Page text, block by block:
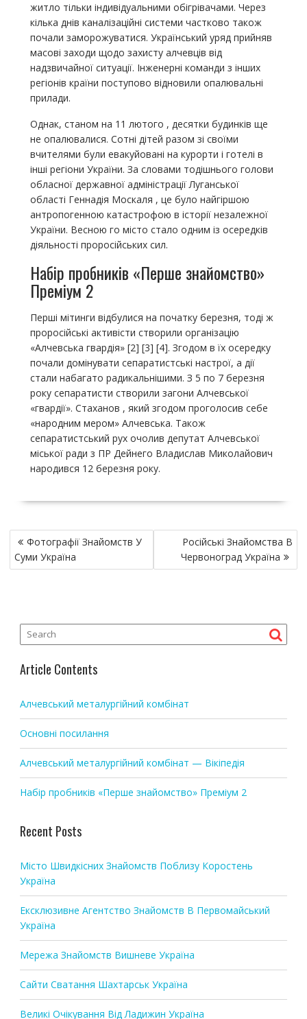
житло тільки індивідуальними обігрівачами. Через
кілька днів каналізаційні системи частково також
почали заморожуватися. Український уряд прийняв
масові заходи щодо захисту алчевців від
надзвичайної ситуації. Інженерні команди з інших
регіонів країни поступово відновили опалювальні
прилади.
Однак, станом на 11 лютого , десятки будинків ще
не опалювалися. Сотні дітей разом зі своїми
вчителями були евакуйовані на курорти і готелі в
інші регіони України. За словами тодішнього голови
обласної державної адміністрації Луганської
області Геннадія Москаля , це було найгіршою
антропогенною катастрофою в історії незалежної
України. Весною го місто стало одним із осередків
діяльності проросійських сил.
Набір пробників «Перше знайомство»
Преміум 2
Перші мітинги відбулися на початку березня, тоді ж
проросійські активісти створили організацію
«Алчевська гвардія» [2] [3] [4]. Згодом в їх осередку
почали домінувати сепаратистські настрої, а дії
стали набагато радикальнішими. З 5 по 7 березня
року сепаратисти створили загони Алчевської
«гвардії». Стаханов , який згодом проголосив себе
«народним мером» Алчевська. Також
сепаратистський рух очолив депутат Алчевської
міської ради з ПР Дейнего Владислав Миколайович
народився 12 березня року.
P
o
s
Фотографії Знайомств У
Суми Україна
Російські Знайомства В
Червоноград Україна
Article Contents
Алчевський металургійний комбінат
Основні посилання
Алчевський металургійний комбінат — Вікіпедія
Набір пробників «Перше знайомство» Преміум 2
Recent Posts
Місто Швидкісних Знайомств Поблизу Коростень
Україна
Ексклюзивне Агентство Знайомств В Первомайський
Україна
Мережа Знайомств Вишневе Україна
Сайти Сватання Шахтарськ Україна
Великі Очікування Від Ладижин Україна